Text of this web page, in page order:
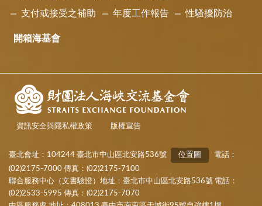
支付或接受之補助 年度工作報告 性騷擾防治
開箱海基會
資訊安全與隱私權政策 版權宣告
臺北會址：104244 臺北市中山區北安路536號 位置圖
電話：
(02)2175-7000 傳真：(02)2175-7100
聯合服務中心（文書驗證）地址：臺北市中山區北安路536號 電話：
(02)2533-5995 傳真：(02)2175-7070